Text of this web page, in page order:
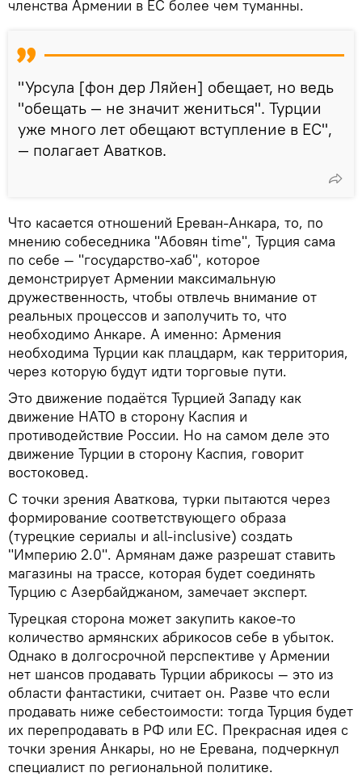
членства Армении в ЕС более чем туманны.
"Урсула [фон дер Ляйен] обещает, но ведь
"обещать — не значит жениться". Турции
уже много лет обещают вступление в ЕС",
— полагает Аватков.
Что касается отношений Ереван-Анкара, то, по
мнению собеседника "Абовян time", Турция сама
по себе — "государство-хаб", которое
демонстрирует Армении максимальную
дружественность, чтобы отвлечь внимание от
реальных процессов и заполучить то, что
необходимо Анкаре. А именно: Армения
необходима Турции как плацдарм, как территория,
через которую будут идти торговые пути.
Это движение подаётся Турцией Западу как
движение НАТО в сторону Каспия и
противодействие России. Но на самом деле это
движение Турции в сторону Каспия, говорит
востоковед.
С точки зрения Аваткова, турки пытаются через
формирование соответствующего образа
(турецкие сериалы и all-inclusive) создать
"Империю 2.0". Армянам даже разрешат ставить
магазины на трассе, которая будет соединять
Турцию с Азербайджаном, замечает эксперт.
Турецкая сторона может закупить какое-то
количество армянских абрикосов себе в убыток.
Однако в долгосрочной перспективе у Армении
нет шансов продавать Турции абрикосы — это из
области фантастики, считает он. Разве что если
продавать ниже себестоимости: тогда Турция будет
их перепродавать в РФ или ЕС. Прекрасная идея с
точки зрения Анкары, но не Еревана, подчеркнул
специалист по региональной политике.